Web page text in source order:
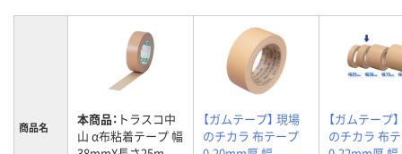
商品名 本商品： トラスコ中
山 α布粘着テープ 幅
【ガムテープ】 現場
のチカラ 布テープ
【ガムテープ
のチカラ 布